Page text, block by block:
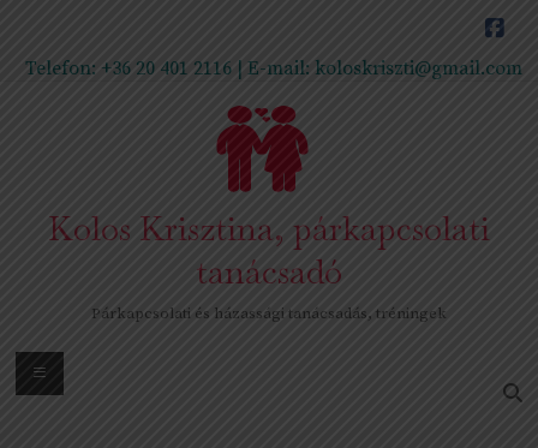
content
Telefon: +36 20 401 2116 | E-mail: koloskriszti@gmail.com
Kolos Krisztina, párkapcsolati
tanácsadó
Párkapcsolati és házassági tanácsadás, tréningek
Menu